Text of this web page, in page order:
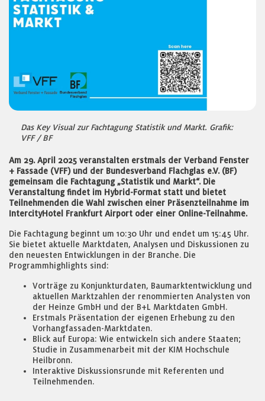
Das Key Visual zur Fachtagung Statistik und Markt. Grafik:
VFF / BF
Am 29. April 2025 veranstalten erstmals der Verband Fenster
+ Fassade (VFF) und der Bundesverband Flachglas e.V. (BF)
gemeinsam die Fachtagung „Statistik und Markt“. Die
Veranstaltung findet im Hybrid-Format statt und bietet
Teilnehmenden die Wahl zwischen einer Präsenzteilnahme im
IntercityHotel Frankfurt Airport oder einer Online-Teilnahme.
Die Fachtagung beginnt um 10:30 Uhr und endet um 15:45 Uhr.
Sie bietet aktuelle Marktdaten, Analysen und Diskussionen zu
den neuesten Entwicklungen in der Branche. Die
Programmhighlights sind:
Vorträge zu Konjunkturdaten, Baumarktentwicklung und
aktuellen Marktzahlen der renommierten Analysten von
der Heinze GmbH und der B+L Marktdaten GmbH.
Erstmals Präsentation der eigenen Erhebung zu den
Vorhangfassaden-Marktdaten.
Blick auf Europa: Wie entwickeln sich andere Staaten;
Studie in Zusammenarbeit mit der KIM Hochschule
Heilbronn.
Interaktive Diskussionsrunde mit Referenten und
Teilnehmenden.